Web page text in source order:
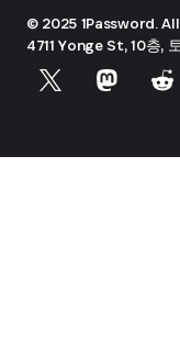
© 2025 1Password.
4711 Yonge St, 10층,